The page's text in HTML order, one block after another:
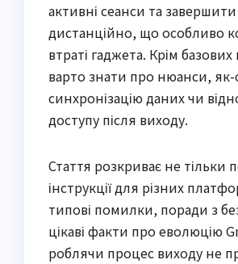
активні сеанси та завершити
дистанційно, що особливо
втраті гаджета. Крім базових
варто знати про нюанси,
синхронізацію даних чи
доступу після виходу.
Стаття розкриває не тільки
інструкції для різних
типові помилки, поради з
цікаві факти про еволюцію
роблячи процес виходу не